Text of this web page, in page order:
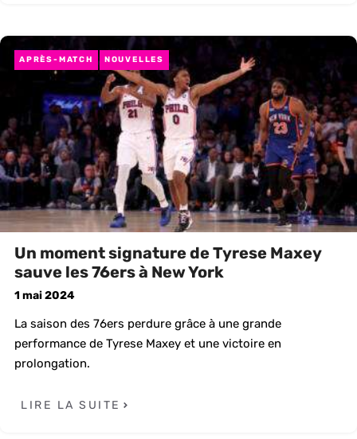
APRÈS-MATCH NOUVELLES
Un moment signature de Tyrese Maxey
sauve les 76ers à New York
1 mai 2024
La saison des 76ers perdure grâce à une grande
performance de Tyrese Maxey et une victoire en
prolongation.
LIRE LA SUITE